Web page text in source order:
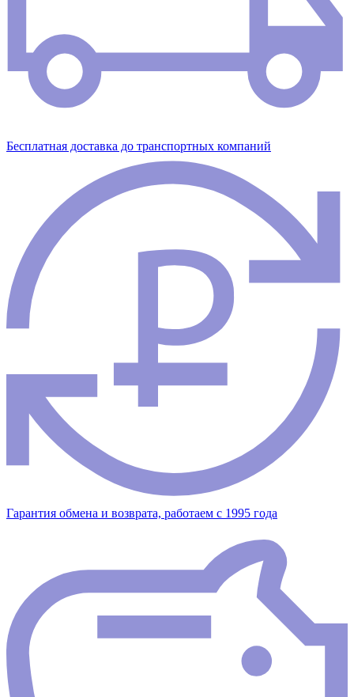
Бесплатная доставка до транспортных компаний
Гарантия обмена и возврата, работаем с 1995 года